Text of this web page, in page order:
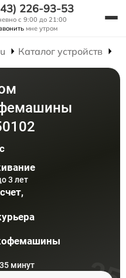
226-93-53
с 9:00 до 21:00
мне утром
Каталог устройств
3 лет
минут